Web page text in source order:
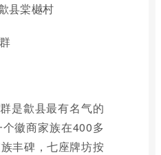
县棠樾村
是歙县最有名气的
徽商家族在400多
丰碑，七座牌坊按